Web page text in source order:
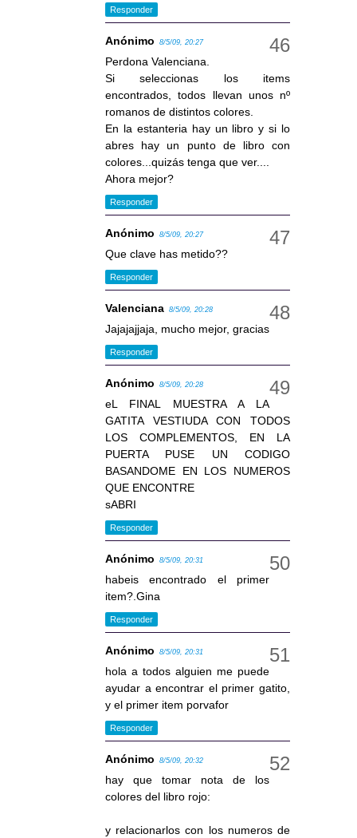
Responder
Anónimo 8/5/09, 20:27
Perdona Valenciana.
Si seleccionas los items
encontrados, todos llevan unos nº
romanos de distintos colores.
En la estanteria hay un libro y si lo
abres hay un punto de libro con
colores...quizás tenga que ver....
Ahora mejor?
Responder
Anónimo 8/5/09, 20:27
Que clave has metido??
Responder
Valenciana 8/5/09, 20:28
Jajajajjaja, mucho mejor, gracias
Responder
Anónimo 8/5/09, 20:28
eL FINAL MUESTRA A LA
GATITA VESTIUDA CON TODOS
LOS COMPLEMENTOS, EN LA
PUERTA PUSE UN CODIGO
BASANDOME EN LOS NUMEROS
QUE ENCONTRE
sABRI
Responder
Anónimo 8/5/09, 20:31
habeis encontrado el primer
item?.Gina
Responder
Anónimo 8/5/09, 20:31
hola a todos alguien me puede
ayudar a encontrar el primer gatito,
y el primer item porvafor
Responder
Anónimo 8/5/09, 20:32
hay que tomar nota de los
colores del libro rojo:
y relacionarlos con los numeros de